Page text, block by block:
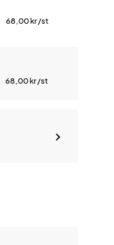
68,00kr/st
68,00kr/st